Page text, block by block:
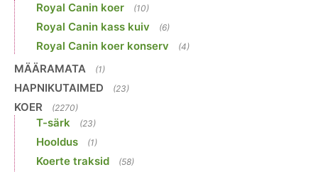
Royal Canin koer (10)
Royal Canin kass kuiv (6)
Royal Canin koer konserv (4)
MÄÄRAMATA (1)
HAPNIKUTAIMED (23)
KOER (2270)
T-särk (23)
Hooldus (1)
Koerte traksid (58)